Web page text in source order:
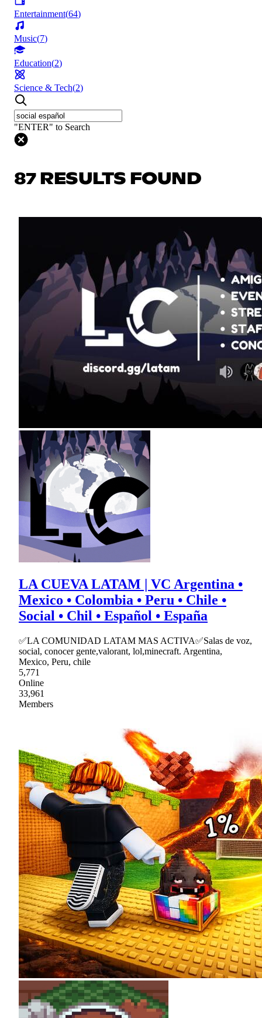
Entertainment(64)
Music(7)
Education(2)
Science & Tech(2)
"ENTER" to Search
87 RESULTS FOUND
LA CUEVA LATAM | VC Argentina •
Mexico • Colombia • Peru • Chile •
Social • Chil • Español • España
✅LA COMUNIDAD LATAM MAS ACTIVA✅Salas de voz,
social, conocer gente,valorant, lol,minecraft. Argentina,
Mexico, Peru, chile
5,771
Online
33,961
Members